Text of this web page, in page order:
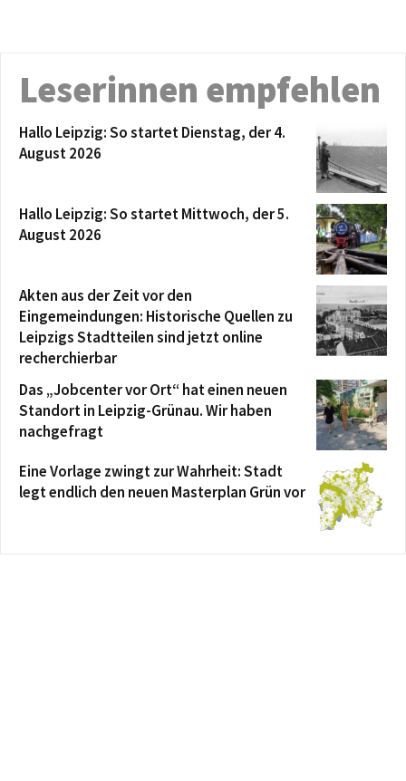
Leserinnen empfehlen
Hallo Leipzig: So startet Dienstag, der 4.
August 2026
Hallo Leipzig: So startet Mittwoch, der 5.
August 2026
Akten aus der Zeit vor den
Eingemeindungen: Historische Quellen zu
Leipzigs Stadtteilen sind jetzt online
recherchierbar
Das „Jobcenter vor Ort“ hat einen neuen
Standort in Leipzig-Grünau. Wir haben
nachgefragt
Eine Vorlage zwingt zur Wahrheit: Stadt
legt endlich den neuen Masterplan Grün vor